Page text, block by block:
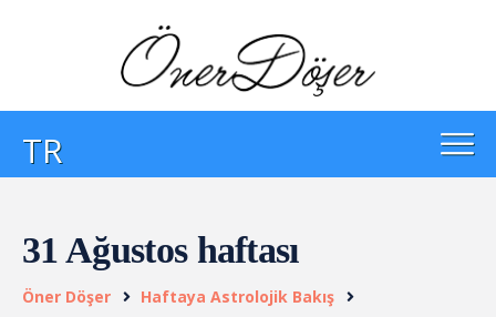
TR
31 Ağustos haftası
Öner Döşer
Haftaya Astrolojik Bakış